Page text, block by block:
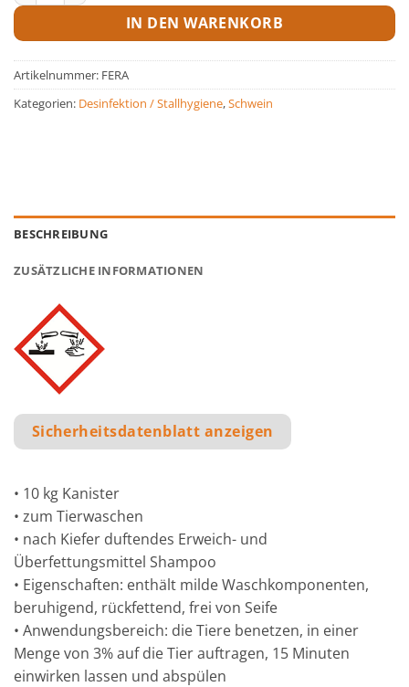
IN DEN WARENKORB
Artikelnummer: FERA
Kategorien: Desinfektion / Stallhygiene,Schwein
BESCHREIBUNG
ZUSÄTZLICHE INFORMATIONEN
Sicherheitsdatenblatt anzeigen
• 10 kg Kanister
• zum Tierwaschen
• nach Kiefer duftendes Erweich- und
Überfettungsmittel Shampoo
• Eigenschaften: enthält milde Waschkomponenten,
beruhigend, rückfettend, frei von Seife
• Anwendungsbereich: die Tiere benetzen, in einer
Menge von 3% auf die Tier auftragen, 15 Minuten
einwirken lassen und abspülen